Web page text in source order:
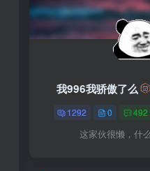
我996我骄傲了么
1292 0 492
这家伙很懒，什